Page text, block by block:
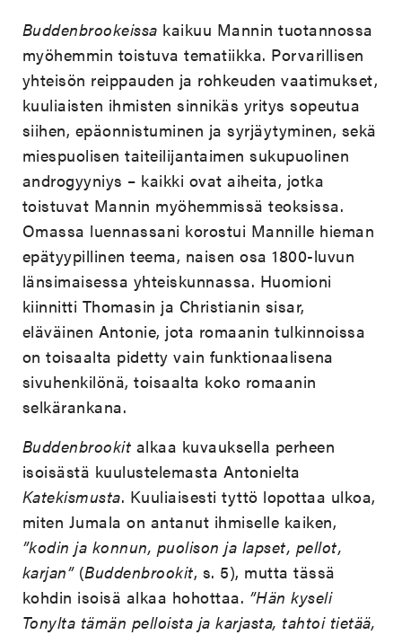
Buddenbrookeissa kaikuu Mannin tuotannossa
myöhemmin toistuva tematiikka. Porvarillisen
yhteisön reippauden ja rohkeuden vaatimukset,
kuuliaisten ihmisten sinnikäs yritys sopeutua
siihen, epäonnistuminen ja syrjäytyminen, sekä
miespuolisen taiteilijantaimen sukupuolinen
androgyyniys – kaikki ovat aiheita, jotka
toistuvat Mannin myöhemmissä teoksissa.
Omassa luennassani korostui Mannille hieman
epätyypillinen teema, naisen osa 1800-luvun
länsimaisessa yhteiskunnassa. Huomioni
kiinnitti Thomasin ja Christianin sisar,
eläväinen Antonie, jota romaanin tulkinnoissa
on toisaalta pidetty vain funktionaalisena
sivuhenkilönä, toisaalta koko romaanin
selkärankana.
Buddenbrookit alkaa kuvauksella perheen
isoisästä kuulustelemasta Antonielta
Katekismusta. Kuuliaisesti tyttö lopottaa ulkoa,
miten Jumala on antanut ihmiselle kaiken,
”kodin ja konnun, puolison ja lapset, pellot,
karjan”(Buddenbrookit, s. 5), mutta tässä
kohdin isoisä alkaa hohottaa. ”Hän kyseli
Tonylta tämän pelloista ja karjasta, tahtoi tietää,